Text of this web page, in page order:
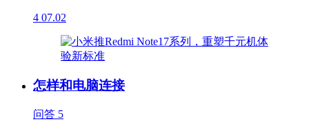
4 07.02
怎样和电脑连接
问答 5